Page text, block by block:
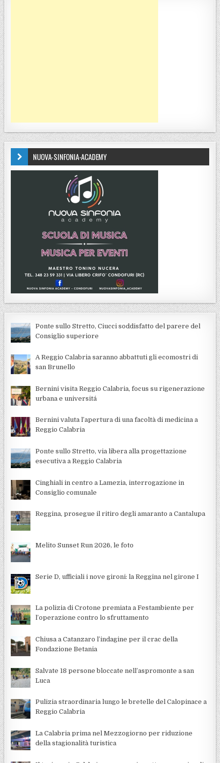
NUOVA-SINFONIA-ACADEMY
Ponte sullo Stretto, Ciucci soddisfatto del parere del
Consiglio superiore
A Reggio Calabria saranno abbattuti gli ecomostri di
san Brunello
Bernini visita Reggio Calabria, focus su rigenerazione
urbana e universitá
Bernini valuta l’apertura di una facoltà di medicina a
Reggio Calabria
Ponte sullo Stretto, via libera alla progettazione
esecutiva a Reggio Calabria
Cinghiali in centro a Lamezia, interrogazione in
Consiglio comunale
Reggina, prosegue il ritiro degli amaranto a Cantalupa
Melito Sunset Run 2026, le foto
Serie D, ufficiali i nove gironi: la Reggina nel girone I
La polizia di Crotone premiata a Festambiente per
l’operazione contro lo sfruttamento
Chiusa a Catanzaro l’indagine per il crac della
Fondazione Betania
Salvate 18 persone bloccate nell’aspromonte a san
Luca
Pulizia straordinaria lungo le bretelle del Calopinace a
Reggio Calabria
La Calabria prima nel Mezzogiorno per riduzione
della stagionalità turistica